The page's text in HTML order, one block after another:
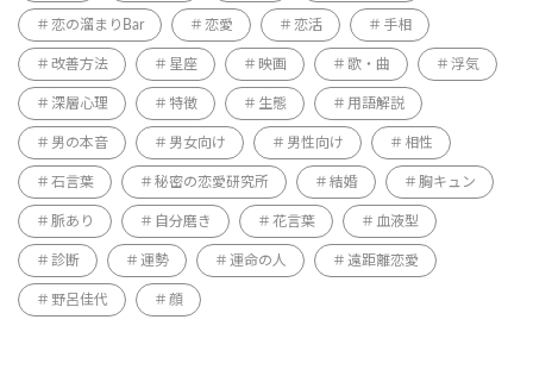
恋の溜まりBar 恋愛 恋活 手相
改善方法 星座 映画 歌・曲 浮気
深層心理 特徴 生態 用語解説
男の本音 男女向け 男性向け 相性
石言葉 秘密の恋愛研究所 結婚 胸キュン
脈あり 自分磨き 花言葉 血液型
診断 運勢 運命の人 遠距離恋愛
野呂佳代 顔